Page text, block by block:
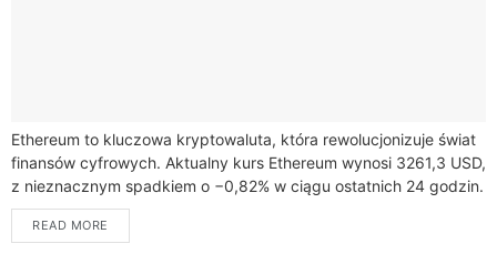
Ethereum to kluczowa kryptowaluta, która rewolucjonizuje świat
finansów cyfrowych. Aktualny kurs Ethereum wynosi 3261,3 USD,
z nieznacznym spadkiem o −0,82% w ciągu ostatnich 24 godzin.
Kapitalizacja rynkowa ETH sięga imponujących...
READ MORE